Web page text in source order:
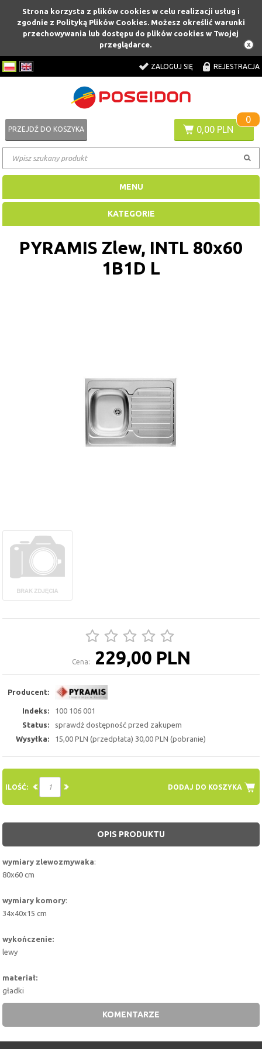
Strona korzysta z plików cookies w celu realizacji usług i
zgodnie z Polityką Plików Cookies. Możesz określić warunki
przechowywania lub dostępu do plików cookies w Twojej
przeglądarce.
ZALOGUJ SIĘ REJESTRACJA
0,00 PLN
0
PRZEJDŹ DO KOSZYKA
MENU
KATEGORIE
PYRAMIS Zlew, INTL 80x60
1B1D L
Cena: 229,00 PLN
Producent:
Indeks:
100 106 001
Status:
sprawdź dostępność przed zakupem
Wysyłka:
15,00 PLN (przedpłata) 30,00 PLN (pobranie)
DODAJ DO KOSZYKA
ILOŚĆ:
OPIS PRODUKTU
wymiary zlewozmywaka:
80x60 cm
wymiary komory:
34x40x15 cm
wykończenie:
lewy
materiał:
gładki
KOMENTARZE